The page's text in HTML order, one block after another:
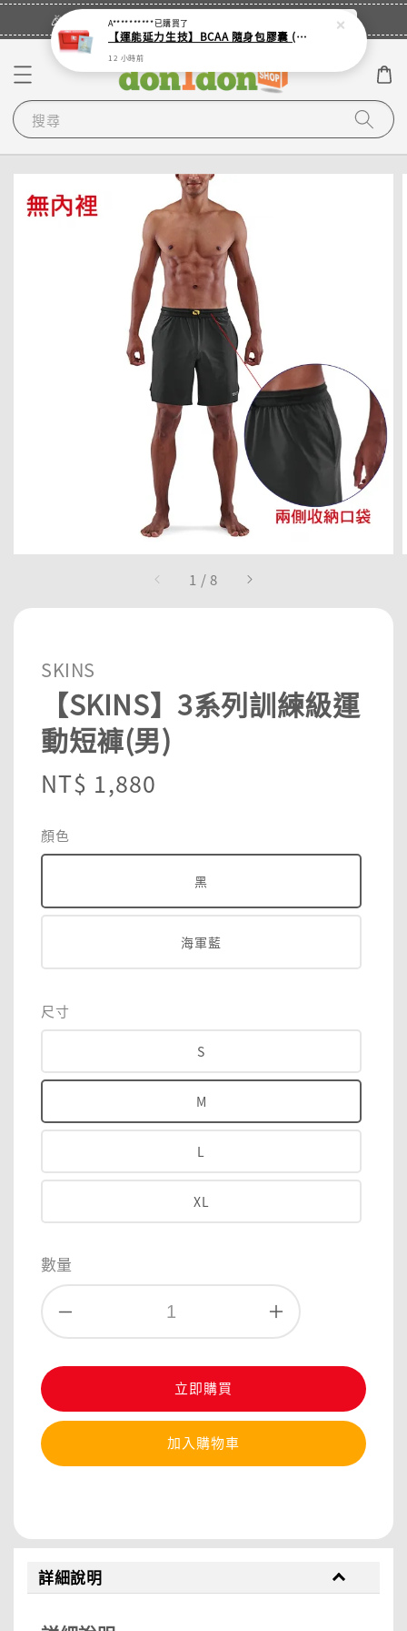
🎉登入會員・領取您的專屬折扣券！ 立即登入
搜尋
1 /8
SKINS
【SKINS】3系列訓練級運
動短褲(男)
Regular
NT$ 1,880
顏色
黑
海軍藍
尺寸
S
M
L
XL
數量
立即購買
加入購物車
詳細說明
A**********已購買了
【運能延力生技】BCAA 隨身包膠囊 (單入 - 4顆裝鋁袋)
12 小時前